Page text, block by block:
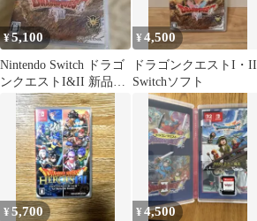
¥5,100
Nintendo Switch ドラゴ
ンクエストI&II 新品未
開封
¥4,500
ドラゴンクエストI・II
Switchソフト
¥5,700 ¥4,500